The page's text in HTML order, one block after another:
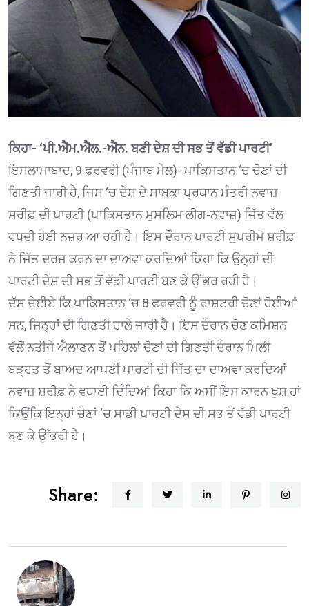
ਕਿਹਾ- ‘ਪੀ.ਐੱਮ.ਐੱਲ.-ਐੱਨ. ਬਣੀ ਦੇਸ਼ ਦੀ ਸਭ ਤੋਂ ਵੱਡੀ ਪਾਰਟੀ’
ਇਸਲਾਮਾਬਾਦ, 9 ਫਰਵਰੀ (ਪੰਜਾਬ ਮੇਲ)- ਪਾਕਿਸਤਾਨ ‘ਚ ਚੋਣਾਂ ਦੀ
ਗਿਣਤੀ ਜਾਰੀ ਹੈ, ਜਿਸ ‘ਚ ਦੇਸ਼ ਦੇ ਸਾਬਕਾ ਪ੍ਰਧਾਨ ਮੰਤਰੀ ਨਵਾਜ਼
ਸ਼ਰੀਫ਼ ਦੀ ਪਾਰਟੀ (ਪਾਕਿਸਤਾਨ ਮੁਸਲਿਮ ਲੀਗ-ਨਵਾਜ਼) ਜਿੱਤ ਵੱਲ
ਵਧਦੀ ਹੋਈ ਨਜ਼ਰ ਆ ਰਹੀ ਹੈ। ਇਸ ਦੌਰਾਨ ਪਾਰਟੀ ਸੁਪਰੀਮੋ ਸ਼ਰੀਫ਼
ਨੇ ਜਿੱਤ ਦਰਜ ਕਰਨ ਦਾ ਦਾਅਵਾ ਕਰਦਿਆਂ ਕਿਹਾ ਕਿ ਉਨ੍ਹਾਂ ਦੀ
ਪਾਰਟੀ ਦੇਸ਼ ਦੀ ਸਭ ਤੋਂ ਵੱਡੀ ਪਾਰਟੀ ਬਣ ਕੇ ਉੱਭਰ ਰਹੀ ਹੈ।
ਦੱਸ ਦੇਈਏ ਕਿ ਪਾਕਿਸਤਾਨ ‘ਚ 8 ਫਰਵਰੀ ਨੂੰ ਰਾਸ਼ਟਰੀ ਚੋਣਾਂ ਹੋਈਆਂ
ਸਨ, ਜਿਨ੍ਹਾਂ ਦੀ ਗਿਣਤੀ ਹਾਲੇ ਜਾਰੀ ਹੈ। ਇਸ ਦੌਰਾਨ ਚੋਣ ਕਮਿਸ਼ਨ
ਵੱਲੋਂ ਨਤੀਜੇ ਐਲਾਣਨ ਤੋਂ ਪਹਿਲਾਂ ਚੋਣਾਂ ਦੀ ਗਿਣਤੀ ਦੌਰਾਨ ਮਿਲੀ
ਬੜ੍ਹਤ ਤੋਂ ਬਾਅਦ ਆਪਣੀ ਪਾਰਟੀ ਦੀ ਜਿੱਤ ਦਾ ਦਾਅਵਾ ਕਰਦਿਆਂ
ਨਵਾਜ਼ ਸ਼ਰੀਫ਼ ਨੇ ਵਧਾਈ ਦਿੰਦਿਆਂ ਕਿਹਾ ਕਿ ਅਸੀਂ ਇਸ ਕਾਰਨ ਖੁਸ਼ ਹਾਂ
ਕਿਉਂਕਿ ਇਨ੍ਹਾਂ ਚੋਣਾਂ ‘ਚ ਸਾਡੀ ਪਾਰਟੀ ਦੇਸ਼ ਦੀ ਸਭ ਤੋਂ ਵੱਡੀ ਪਾਰਟੀ
ਬਣ ਕੇ ਉੱਭਰੀ ਹੈ।
Share: